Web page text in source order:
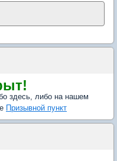
здесь, либо на нашем
Призывной пункт